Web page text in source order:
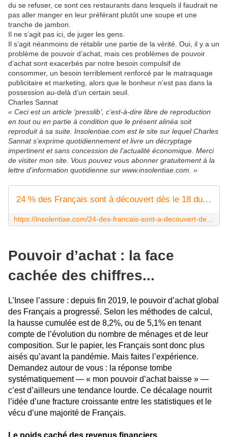
du se refuser, ce sont ces restaurants dans lesquels il faudrait ne
pas aller manger en leur préférant plutôt une soupe et une
tranche de jambon.
Il ne s’agit pas ici, de juger les gens.
Il s’agit néanmoins de rétablir une partie de la vérité. Oui, il y a un
problème de pouvoir d’achat, mais ces problèmes de pouvoir
d’achat sont exacerbés par notre besoin compulsif de
consommer, un besoin terriblement renforcé par le matraquage
publicitaire et marketing, alors que le bonheur n’est pas dans la
possession au-delà d’un certain seuil.
Charles Sannat
« Ceci est un article ‘presslib’, c’est-à-dire libre de reproduction
en tout ou en partie à condition que le présent alinéa soit
reproduit à sa suite. Insolentiae.com est le site sur lequel Charles
Sannat s’exprime quotidiennement et livre un décryptage
impertinent et sans concession de l’actualité économique. Merci
de visiter mon site. Vous pouvez vous abonner gratuitement à la
lettre d’information quotidienne sur www.insolentiae.com. »
24 % des Français sont à découvert dès le 18 du mois. Pour Attali, il y a un problème d'éducation financière. - Insolentiae
Pouvoir d’achat : la face
cachée des chiffres...
L’Insee l’assure : depuis fin 2019, le pouvoir d’achat global
des Français a progressé. Selon les méthodes de calcul,
la hausse cumulée est de 8,2%, ou de 5,1% en tenant
compte de l’évolution du nombre de ménages et de leur
composition. Sur le papier, les Français sont donc plus
aisés qu’avant la pandémie. Mais faites l’expérience.
Demandez autour de vous : la réponse tombe
systématiquement — « mon pouvoir d’achat baisse » —
c’est d’ailleurs une tendance lourde. Ce décalage nourrit
l’idée d’une fracture croissante entre les statistiques et le
vécu d’une majorité de Français.